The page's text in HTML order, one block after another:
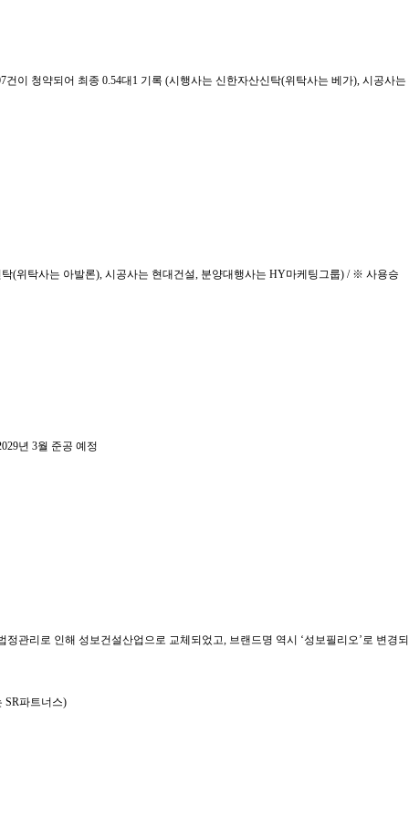
이 청약되어 최종 0.54대1 기록 (시행사는 신한자산신탁(위탁사는 베가), 시공사는
(위탁사는 아발론), 시공사는 현대건설, 분양대행사는 HY마케팅그룹) / ※ 사용승
년 3월 준공 예정
관리로 인해 성보건설산업으로 교체되었고, 브랜드명 역시 ‘성보필리오’로 변경되
SR파트너스)